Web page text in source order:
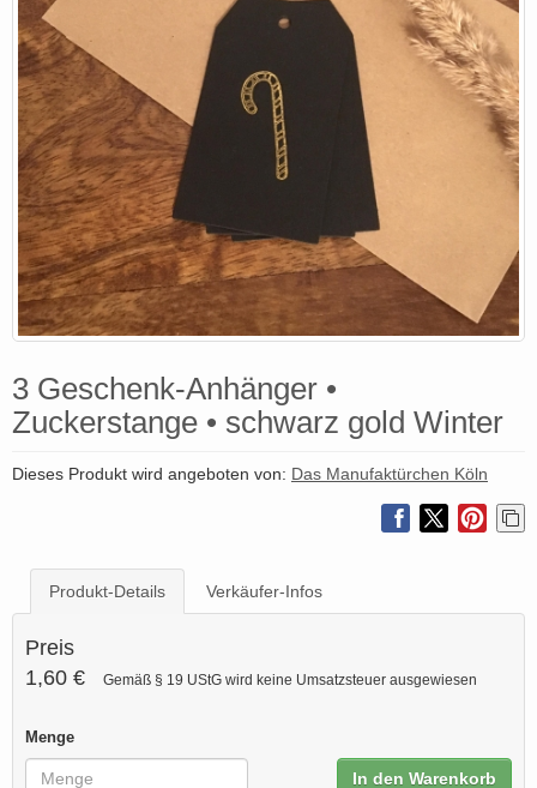
3 Geschenk-Anhänger •
Zuckerstange • schwarz gold Winter
Dieses Produkt wird angeboten von: Das Manufaktürchen Köln
Produkt-Details Verkäufer-Infos
Preis
1,60 €
Gemäß § 19 UStG wird keine Umsatzsteuer ausgewiesen
Menge
In den Warenkorb